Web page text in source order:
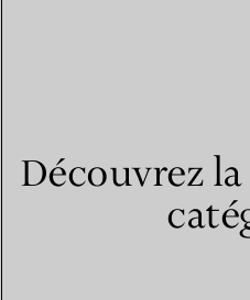
Découvrez